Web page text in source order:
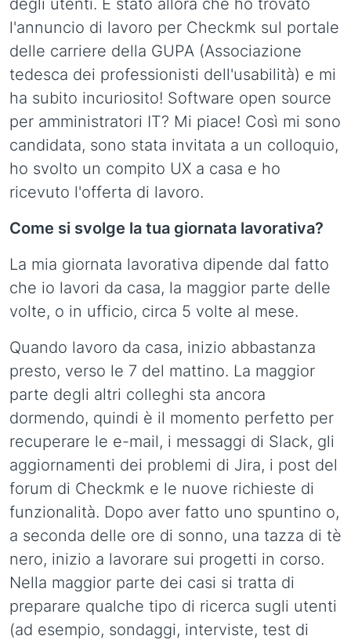
degli utenti. È stato allora che ho trovato
l'annuncio di lavoro per Checkmk sul portale
delle carriere della GUPA (Associazione
tedesca dei professionisti dell'usabilità) e mi
ha subito incuriosito! Software open source
per amministratori IT? Mi piace! Così mi sono
candidata, sono stata invitata a un colloquio,
ho svolto un compito UX a casa e ho
ricevuto l'offerta di lavoro.
Come si svolge la tua giornata lavorativa?
La mia giornata lavorativa dipende dal fatto
che io lavori da casa, la maggior parte delle
volte, o in ufficio, circa 5 volte al mese.
Quando lavoro da casa, inizio abbastanza
presto, verso le 7 del mattino. La maggior
parte degli altri colleghi sta ancora
dormendo, quindi è il momento perfetto per
recuperare le e-mail, i messaggi di Slack, gli
aggiornamenti dei problemi di Jira, i post del
forum di Checkmk e le nuove richieste di
funzionalità. Dopo aver fatto uno spuntino o,
a seconda delle ore di sonno, una tazza di tè
nero, inizio a lavorare sui progetti in corso.
Nella maggior parte dei casi si tratta di
preparare qualche tipo di ricerca sugli utenti
(ad esempio, sondaggi, interviste, test di